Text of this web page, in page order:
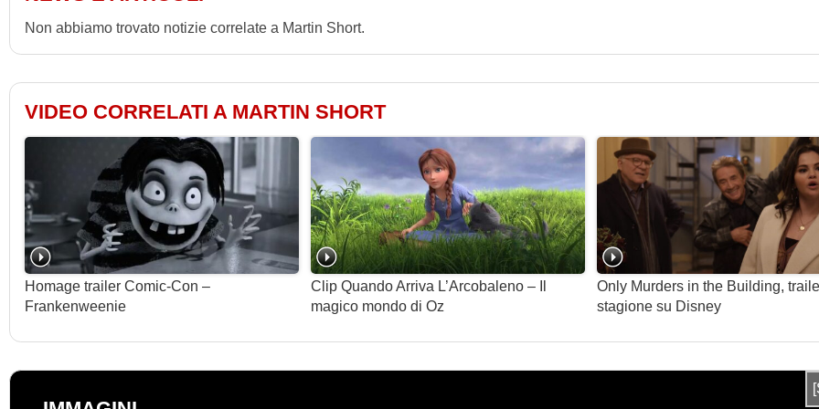
Non abbiamo trovato notizie correlate a Martin Short.
VIDEO CORRELATI A MARTIN SHORT
Homage trailer Comic-Con –
Frankenweenie
Clip Quando Arriva L’Arcobaleno – Il
magico mondo di Oz
Only Murders in the Building,
stagione su Disney